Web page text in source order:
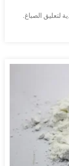
لتعليق الصباغ.